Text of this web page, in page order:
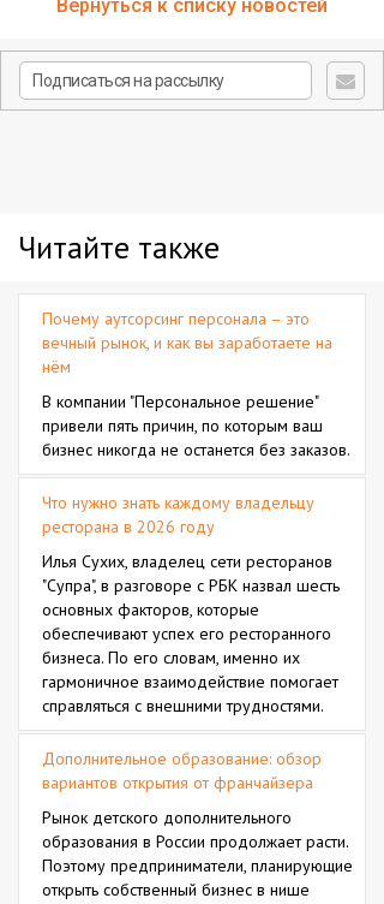
Вернуться к списку новостей
Читайте также
Почему аутсорсинг персонала – это
вечный рынок, и как вы заработаете на
нём
В компании "Персональное решение"
привели пять причин, по которым ваш
бизнес никогда не останется без заказов.
Что нужно знать каждому владельцу
ресторана в 2026 году
Илья Сухих, владелец сети ресторанов
"Супра", в разговоре с РБК назвал шесть
основных факторов, которые
обеспечивают успех его ресторанного
бизнеса. По его словам, именно их
гармоничное взаимодействие помогает
справляться с внешними трудностями.
Дополнительное образование: обзор
вариантов открытия от франчайзера
Рынок детского дополнительного
образования в России продолжает расти.
Поэтому предприниматели, планирующие
открыть собственный бизнес в нише